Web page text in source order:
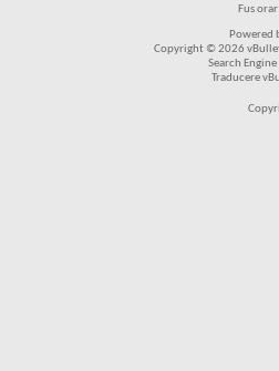
Fus
Powered
Copyright © 2026
Search
Traducere